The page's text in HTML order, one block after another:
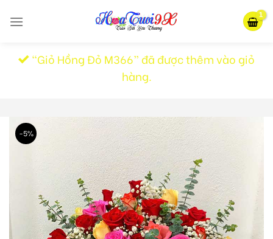
“Giỏ Hồng Đỏ M366” đã được thêm vào giỏ
hàng.
-5%